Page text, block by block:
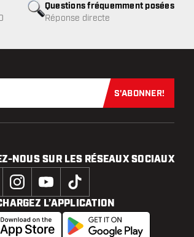
Questions fréquemment posées
Réponse directe
client indisponible
Abonnez-
S'ABONNER!
NOUS SUR LES RÉSEAUX SOCIAUX
L’APPLICATION